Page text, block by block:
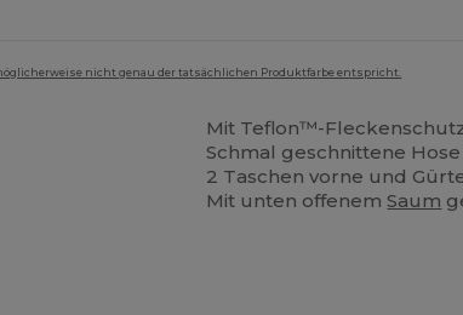
nicht genau der tatsächlichen Produktfarbe entspricht.
Mit Teflon™-
Schmal geschnittene
2 Taschen vorne und
Mit unten offenemSaum